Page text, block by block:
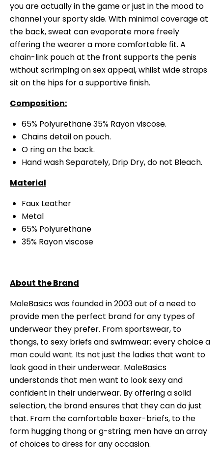
you are actually in the game or just in the mood to
channel your sporty side. With minimal coverage at
the back, sweat can evaporate more freely
offering the wearer a more comfortable fit. A
chain-link pouch at the front supports the penis
without scrimping on sex appeal, whilst wide straps
sit on the hips for a supportive finish.
Composition:
65% Polyurethane 35% Rayon viscose.
Chains detail on pouch.
O ring on the back.
Hand wash Separately, Drip Dry, do not Bleach.
Material
Faux Leather
Metal
65% Polyurethane
35% Rayon viscose
About the Brand
MaleBasics was founded in 2003 out of a need to
provide men the perfect brand for any types of
underwear they prefer. From sportswear, to
thongs, to sexy briefs and swimwear; every choice a
man could want. Its not just the ladies that want to
look good in their underwear. MaleBasics
understands that men want to look sexy and
confident in their underwear. By offering a solid
selection, the brand ensures that they can do just
that. From the comfortable boxer-briefs, to the
form hugging thong or g-string; men have an array
of choices to dress for any occasion.